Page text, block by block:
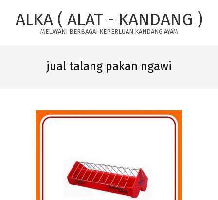
ALKA ( ALAT - KANDANG )
MELAYANI BERBAGAI KEPERLUAN KANDANG AYAM
jual talang pakan ngawi